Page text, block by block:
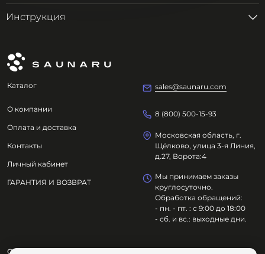
Инструкция
Каталог
О компании
Оплата и доставка
Контакты
Личный кабинет
ГАРАНТИЯ И ВОЗВРАТ
sales@saunaru.com
8 (800) 500-15-93
Московская область, г.
Щёлково, улица 3-я Линия,
д.27, Ворота:4
Мы принимаем заказы
круглосуточно.
Обработка обращений:
- пн. - пт. : с 9:00 до 18:00
- сб. и вс.: выходные дни.
ООО "ОЗДОРОВИТЕЛЬНЫЕ ТЕХНОЛОГИИ"